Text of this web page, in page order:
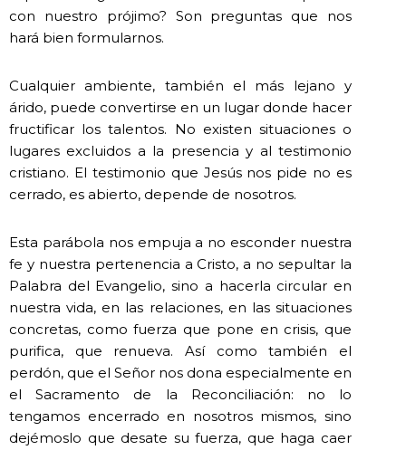
con nuestro prójimo? Son preguntas que nos
hará bien formularnos.
Cualquier ambiente, también el más lejano y
árido, puede convertirse en un lugar donde hacer
fructificar los talentos. No existen situaciones o
lugares excluidos a la presencia y al testimonio
cristiano. El testimonio que Jesús nos pide no es
cerrado, es abierto, depende de nosotros.
Esta parábola nos empuja a no esconder nuestra
fe y nuestra pertenencia a Cristo, a no sepultar la
Palabra del Evangelio, sino a hacerla circular en
nuestra vida, en las relaciones, en las situaciones
concretas, como fuerza que pone en crisis, que
purifica, que renueva. Así como también el
perdón, que el Señor nos dona especialmente en
el Sacramento de la Reconciliación: no lo
tengamos encerrado en nosotros mismos, sino
dejémoslo que desate su fuerza, que haga caer